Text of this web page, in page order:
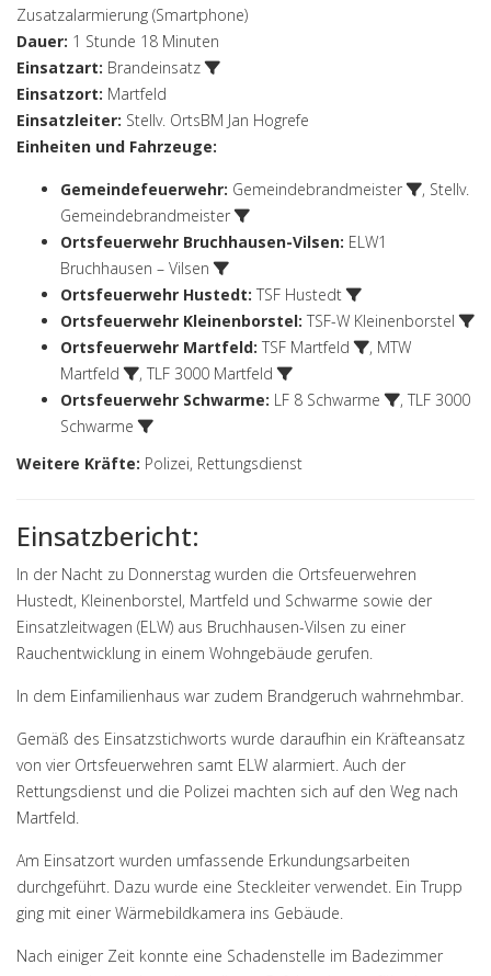
Zusatzalarmierung (Smartphone)
Dauer: 1 Stunde 18 Minuten
Einsatzart: Brandeinsatz
Einsatzort: Martfeld
Einsatzleiter: Stellv. OrtsBM Jan Hogrefe
Einheiten und Fahrzeuge:
Gemeindefeuerwehr: Gemeindebrandmeister , Stellv.
Gemeindebrandmeister
Ortsfeuerwehr Bruchhausen-Vilsen: ELW1
Bruchhausen – Vilsen
Ortsfeuerwehr Hustedt: TSF Hustedt
Ortsfeuerwehr Kleinenborstel: TSF-W Kleinenborstel
Ortsfeuerwehr Martfeld: TSF Martfeld , MTW
Martfeld
, TLF 3000 Martfeld
Ortsfeuerwehr Schwarme: LF 8 Schwarme , TLF 3000
Schwarme
Weitere Kräfte: Polizei, Rettungsdienst
Einsatzbericht:
In der Nacht zu Donnerstag wurden die Ortsfeuerwehren
Hustedt, Kleinenborstel, Martfeld und Schwarme sowie der
Einsatzleitwagen (ELW) aus Bruchhausen-Vilsen zu einer
Rauchentwicklung in einem Wohngebäude gerufen.
In dem Einfamilienhaus war zudem Brandgeruch wahrnehmbar.
Gemäß des Einsatzstichworts wurde daraufhin ein Kräfteansatz
von vier Ortsfeuerwehren samt ELW alarmiert. Auch der
Rettungsdienst und die Polizei machten sich auf den Weg nach
Martfeld.
Am Einsatzort wurden umfassende Erkundungsarbeiten
durchgeführt. Dazu wurde eine Steckleiter verwendet. Ein Trupp
ging mit einer Wärmebildkamera ins Gebäude.
Nach einiger Zeit konnte eine Schadenstelle im Badezimmer